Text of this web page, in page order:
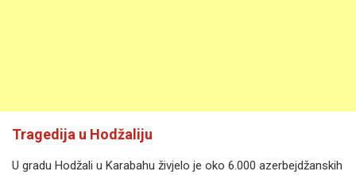
Tragedija u Hodžaliju
U gradu Hodžali u Karabahu živjelo je oko 6.000 azerbejdžanskih